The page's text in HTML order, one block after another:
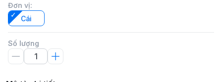
Đơn vị:
Cái
Số lượng